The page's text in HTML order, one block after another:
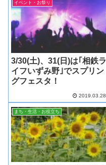
イベント・お祭り
3/30(土)、31(日)は｢相鉄ラ
イフいずみ野｣でスプリン
グフェスタ！
2019.03.28
まち・生活・お役立ち